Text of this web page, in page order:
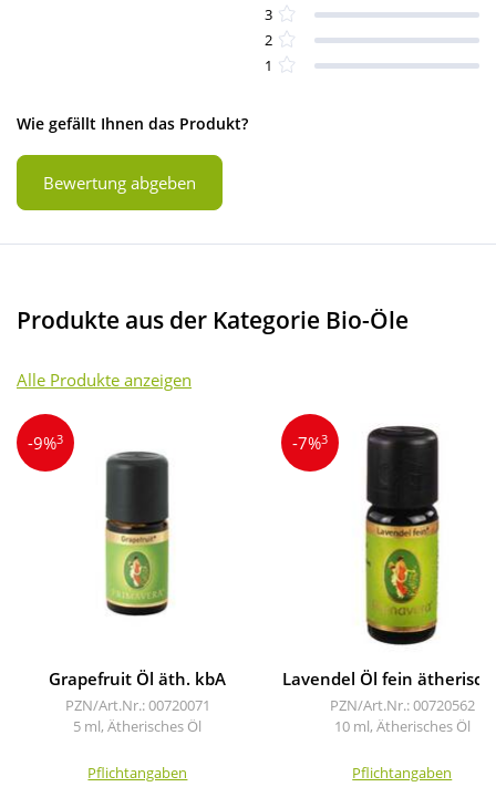
3
2
1
Wie gefällt Ihnen das Produkt?
Bewertung abgeben
Produkte aus der Kategorie Bio-Öle
Alle Produkte anzeigen
-9%3
Grapefruit Öl äth. kbA
PZN/Art.Nr.: 00720071
5 ml, Ätherisches Öl
Pflichtangaben
-7%3
Lavendel Öl fein
PZN/Art.Nr.: 00720562
10 ml, Ätherisches Öl
Pflichtangaben